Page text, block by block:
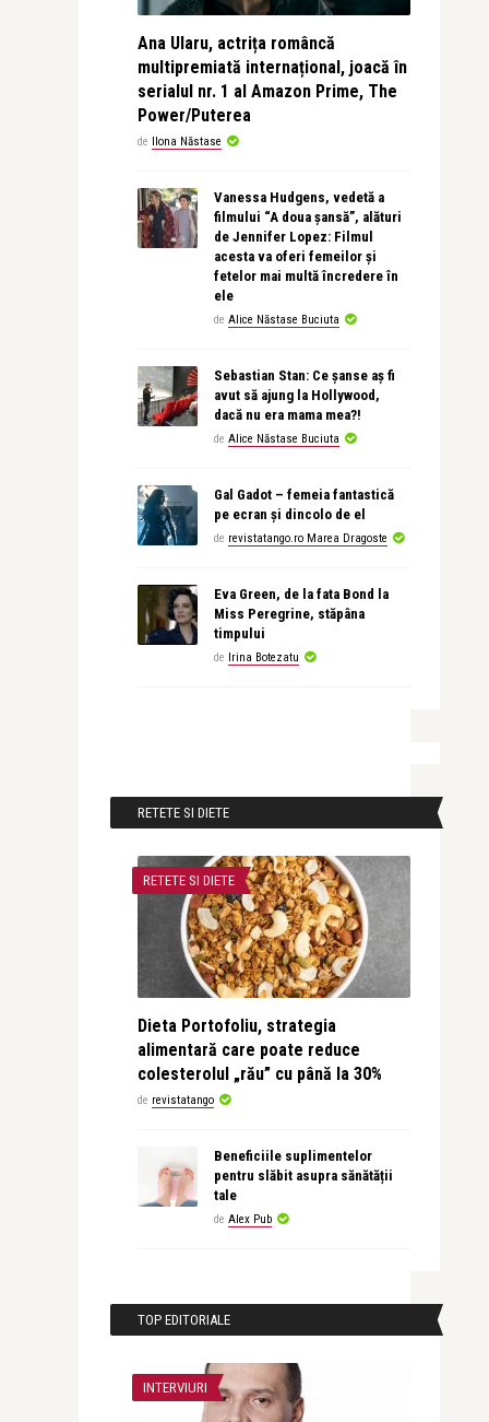
Ana Ularu, actrița româncă
multipremiată internațional, joacă în
serialul nr. 1 al Amazon Prime, The
Power/Puterea
de Ilona Năstase
Vanessa Hudgens, vedetă a
filmului “A doua șansă”, alături
de Jennifer Lopez: Filmul
acesta va oferi femeilor și
fetelor mai multă încredere în
ele
de Alice Năstase Buciuta
Sebastian Stan: Ce șanse aș fi
avut să ajung la Hollywood,
dacă nu era mama mea?!
de Alice Năstase Buciuta
Gal Gadot – femeia fantastică
pe ecran și dincolo de el
de revistatango.ro Marea Dragoste
Eva Green, de la fata Bond la
Miss Peregrine, stăpâna
timpului
de Irina Botezatu
RETETE SI DIETE
RETETE SI DIETE
Dieta Portofoliu, strategia
alimentară care poate reduce
colesterolul „rău” cu până la 30%
de revistatango
Beneficiile suplimentelor
pentru slăbit asupra sănătății
tale
de Alex Pub
TOP EDITORIALE
INTERVIURI